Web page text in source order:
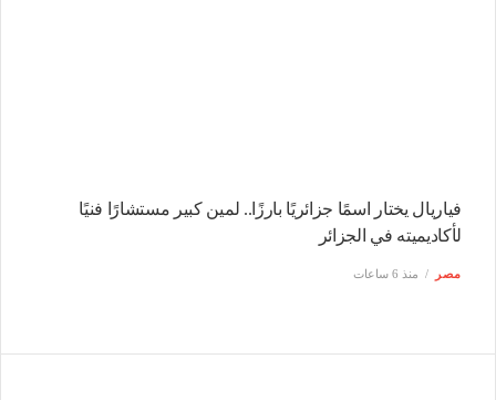
فياريال يختار اسمًا جزائريًا بارزًا.. لمين كبير مستشارًا فنيًا
لأكاديميته في الجزائر
مصر منذ 6 ساعات